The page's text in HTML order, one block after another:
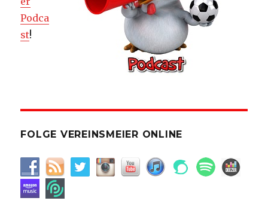
Podca
st!
FOLGE VEREINSMEIER ONLINE